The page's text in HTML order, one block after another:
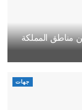
مناطق المملكة
جهات